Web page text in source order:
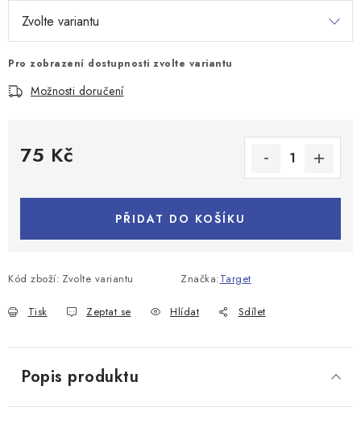
Pro zobrazení dostupnosti zvolte variantu
Možnosti doručení
75 Kč
PŘIDAT DO KOŠÍKU
Kód zboží: Zvolte variantu Značka:Target
Tisk Zeptat se Hlídat Sdílet
Popis produktu